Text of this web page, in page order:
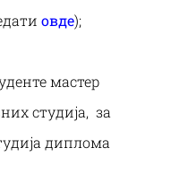
овде);
мастер
студија, за
диплома